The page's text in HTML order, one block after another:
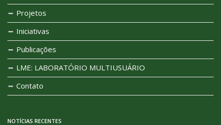
Projetos
Iniciativas
Publicações
LME: LABORATÓRIO MULTIUSUÁRIO
Contato
NOTÍCIAS RECENTES